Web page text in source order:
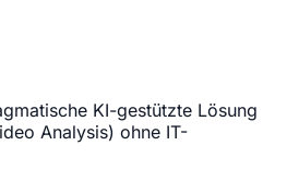
KI-gestützte Lösung
Analysis) ohne IT-